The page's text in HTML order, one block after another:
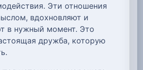
Эти отношения
вдохновляют и
в нужный момент. Это
дружба, которую